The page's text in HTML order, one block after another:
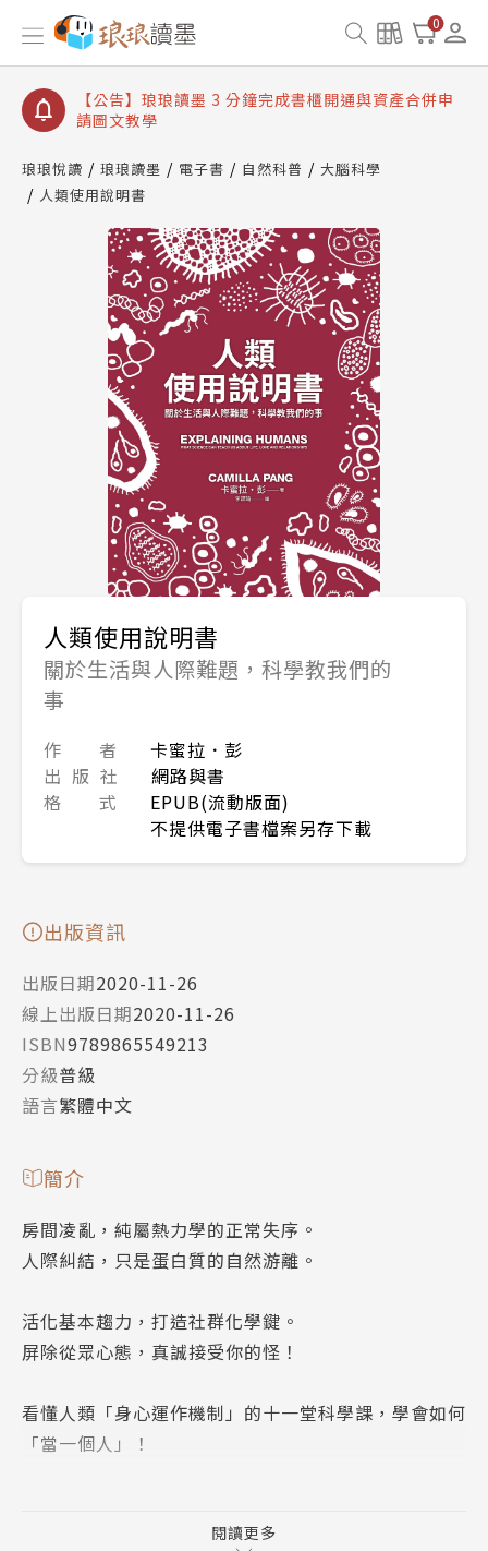
0
【公告】琅琅讀墨數位閱讀資產合併與書櫃開通申請
【公告】琅琅讀墨書櫃開通常見問題
【公告】琅琅讀墨 3 分鐘完成書櫃開通與資產合併申
請圖文教學
查詢
【公告】琅琅讀墨數位閱讀資產合併與書櫃開通申請
琅琅悅讀 琅琅讀墨 電子書 自然科普
大腦科學
人類使用說明書
人類使用說明書
關於生活與人際難題，科學教我們的
事
作 者
卡蜜拉．彭
出 版 社
網路與書
格 式
EPUB(流動版面)
不提供電子書檔案另存下載
出版資訊
出版日期2020-11-26
線上出版日期2020-11-26
ISBN9789865549213
分級普級
語言繁體中文
簡介
房間凌亂，純屬熱力學的正常失序。
人際糾結，只是蛋白質的自然游離。
活化基本趨力，打造社群化學鍵。
屏除從眾心態，真誠接受你的怪！
看懂人類「身心運作機制」的十一堂科學課，學會如何
「當一個人」！
閱讀更多